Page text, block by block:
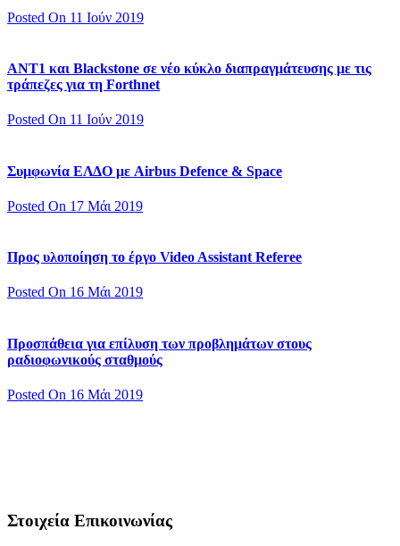
Posted On 11 Ιούν 2019
ΑΝΤ1 και Blackstone σε νέο κύκλο διαπραγμάτευσης με τις
τράπεζες για τη Forthnet
Posted On 11 Ιούν 2019
Συμφωνία ΕΛΔΟ με Airbus Defence & Space
Posted On 17 Μάι 2019
Προς υλοποίηση το έργο Video Assistant Referee
Posted On 16 Μάι 2019
Προσπάθεια για επίλυση των προβλημάτων στους
ραδιοφωνικούς σταθμούς
Posted On 16 Μάι 2019
Στοιχεία Επικοινωνίας